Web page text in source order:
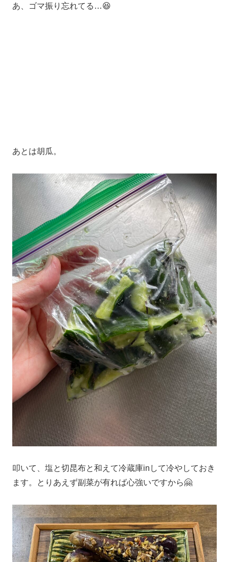
あ、ゴマ振り忘れてる…😆
あとは胡瓜。
叩いて、塩と切昆布と和えて冷蔵庫inして冷やしておき
ます。とりあえず副菜が有れば心強いですから🤗